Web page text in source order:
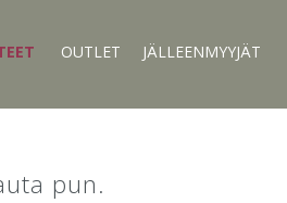
OUTLET JÄLLEENMYYJÄT
pun.